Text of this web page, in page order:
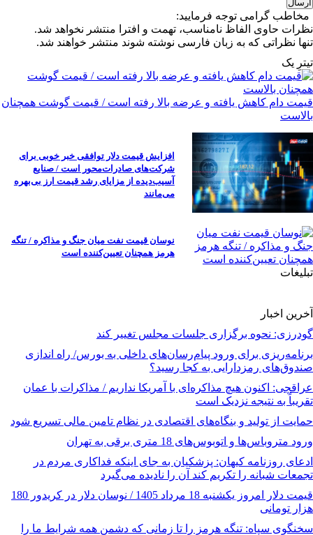
مخاطب گرامی توجه فرمایید:
نظرات حاوی الفاظ نامناسب، تهمت و افترا منتشر نخواهد شد.
تنها نظراتی که به زبان فارسی نوشته شوند منتشر خواهند شد.
تیترِ یک
قیمت دام کاهش یافته و عرضه بالا رفته است / قیمت گوشت همچنان
بالاست
افزایش قیمت دلار توافقی خبر خوبی برای
شرکت‌های صادرات‌محور است / صنایع
آسیب‌دیده از مزایای رشد قیمت ارز بی‌بهره
می‌مانند
نوسان قیمت نفت میان جنگ و مذاکره / تنگه
هرمز همچنان تعیین‌کننده است
تبلیغات
آخرین اخبار
گودرزی: نحوه برگزاری جلسات مجلس تغییر کند
برنامه‌ریزی برای ورود پیام‌رسان‌های داخلی به بورس/ راه اندازی
صندوق‌های رمزدارایی به کجا رسید؟
عراقچی: اکنون هیچ مذاکره‌ای با آمریکا نداریم / مذاکرات با عمان
تقریباً به نتیجه نزدیک است
حمایت از تولید و بنگاه‌های اقتصادی در نظام تامین مالی تسریع شود
ورود متروباس‌ها و اتوبوس‌های 18 متری برقی به تهران
ادعای روزنامه کیهان: پزشکیان به جای اینکه فداکاری مردم در
تجمعات شبانه را تکریم کند آن را نادیده می‌گیرد
قیمت دلار امروز یکشنبه 18 مرداد 1405 / نوسان دلار در کریدور 180
هزار تومانی
سخنگوی سپاه: تنگه هرمز را تا زمانی که دشمن همه‌ شرایط ما را